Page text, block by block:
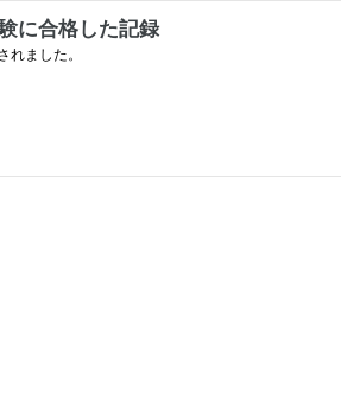
に合格した記録
ました。